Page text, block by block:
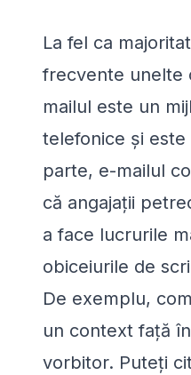
La fel ca
frecvente unelte
mailul este un
telefonice și
parte, e-mailul
că angajații
a face lucrurile
obiceiurile de
De exemplu,
un context față
vorbitor. Puteți